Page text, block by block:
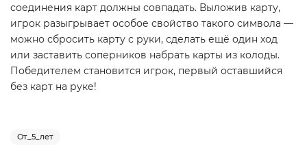
соединения карт должны совпадать. Выложив карту,
игрок разыгрывает особое свойство такого символа —
можно сбросить карту с руки, сделать ещё один ход
или заставить соперников набрать карты из колоды.
Победителем становится игрок, первый оставшийся
без карт на руке!
От_5_лет